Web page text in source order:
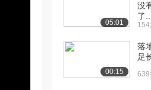
05:01
没
了...
00:15
落
足
639